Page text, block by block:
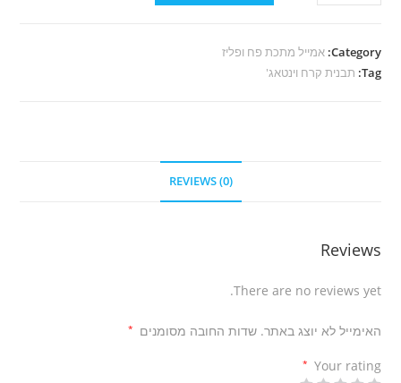
Category: אמייל מתכת פח ופליז
Tag: תבנית קרח וינטאג'
REVIEWS (0)
Reviews
There are no reviews yet.
האימייל לא יוצג באתר. שדות החובה מסומנים *
Your rating
*